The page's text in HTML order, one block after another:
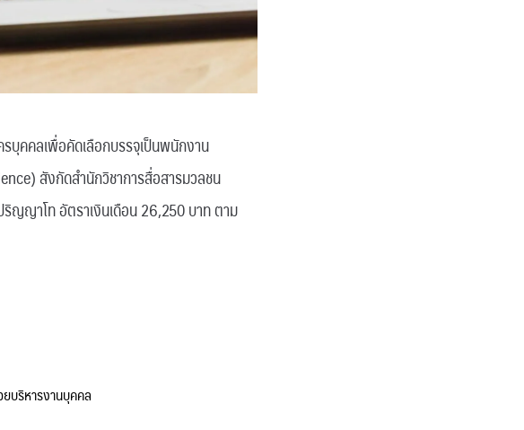
บุคคลเพื่อคัดเลือกบรรจุเป็นพนักงาน
สังกัดสำนักวิชาการสื่อสารมวลชน
ญญาโท อัตราเงินเดือน 26,250 บาท ตาม
บริหารงานบุคคล